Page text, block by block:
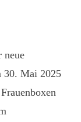
neue
30. Mai 2025